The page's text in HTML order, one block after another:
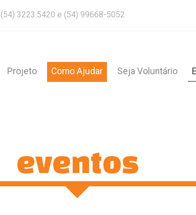
(54) 3223.5420 e (54) 99668-5052
Projeto Como Ajudar Seja Voluntário
eventos